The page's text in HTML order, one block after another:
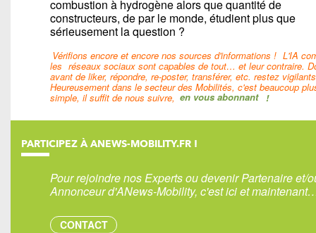
combustion à hydrogène alors que quantité de
constructeurs, de par le monde, étudient plus que
sérieusement la question ?
Vérifions encore et encore nos sources d'informations ! L'IA
les réseaux sociaux sont capables de tout… et leur contraire.
avant de liker, répondre, re-poster, transférer, etc. restez
Heureusement dans le secteur des Mobilités, c'est beaucoup
simple, il suffit de nous suivre, en vous abonnant !
PARTICIPEZ À ANEWS-MOBILITY.FR !
Pour rejoindre nos Experts ou devenir Partenaire et/
Annonceur d'ANews-Mobility, c'est ici et
CONTACT